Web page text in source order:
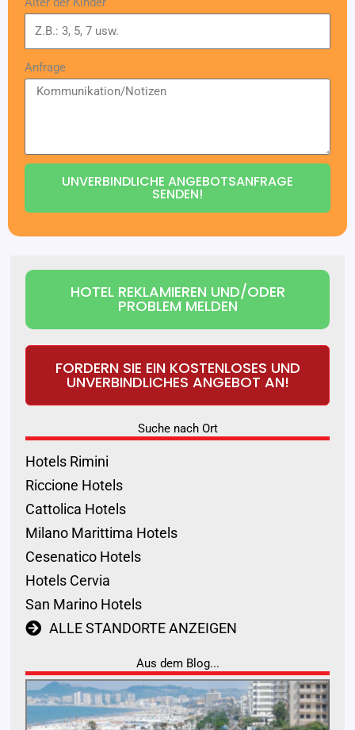
Anfrage
UNVERBINDLICHE ANGEBOTSANFRAGE
SENDEN!
HOTEL REKLAMIEREN UND/ODER
PROBLEM MELDEN
FORDERN SIE EIN KOSTENLOSES UND
UNVERBINDLICHES ANGEBOT AN!
Suche nach Ort
Hotels Rimini
Riccione Hotels
Cattolica Hotels
Milano Marittima Hotels
Cesenatico Hotels
Hotels Cervia
San Marino Hotels
ALLE STANDORTE ANZEIGEN
Aus dem Blog...